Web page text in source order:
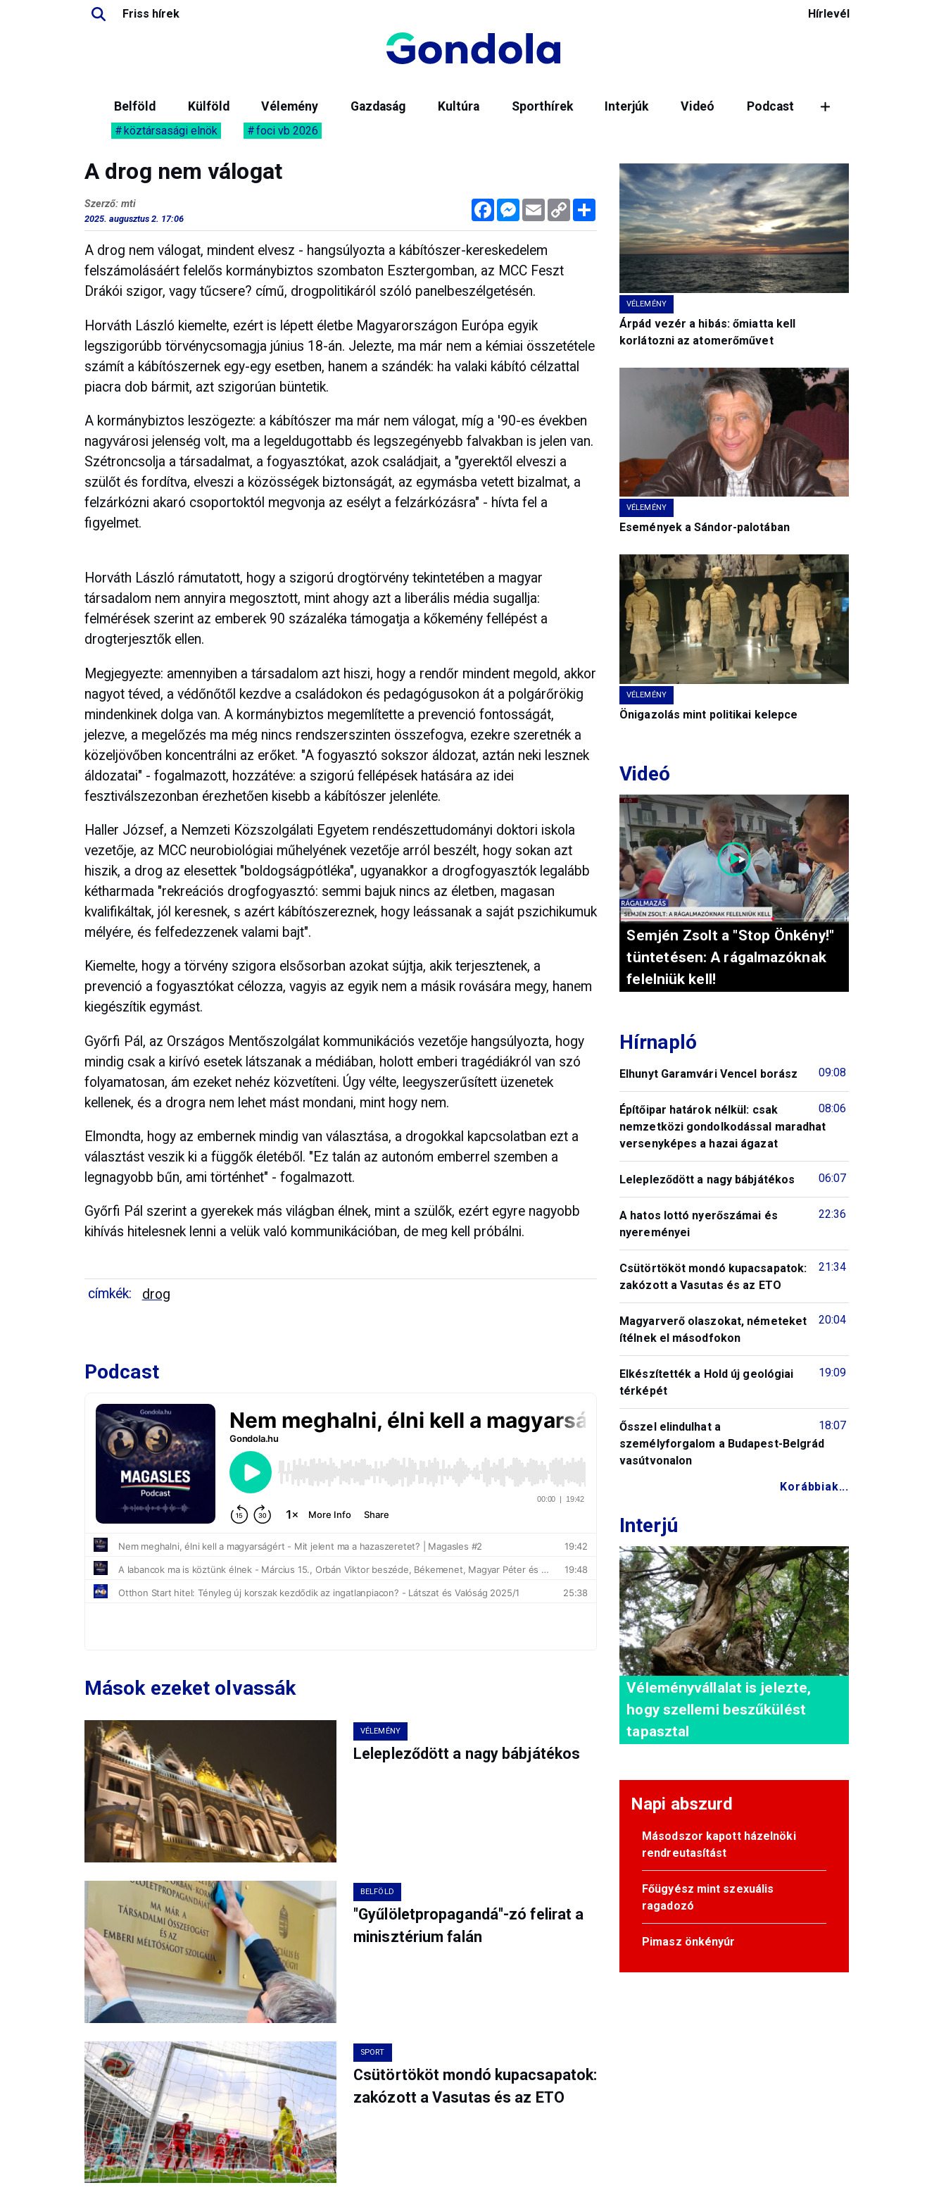
Friss hírek Hírlevél
Belföld Külföld Vélemény Gazdaság Kultúra Sporthírek Interjúk Videó Podcast
köztársasági elnök foci vb 2026
A drog nem válogat
FacebookMessenger
Email Copy
Link
Megosztás
Szerző: mti
2025. augusztus 2. 17:06
A drog nem válogat, mindent elvesz - hangsúlyozta a kábítószer-kereskedelem
felszámolásáért felelős kormánybiztos szombaton Esztergomban, az MCC Feszt
Drákói szigor, vagy tűcsere? című, drogpolitikáról szóló panelbeszélgetésén.
Horváth László kiemelte, ezért is lépett életbe Magyarországon Európa egyik
legszigorúbb törvénycsomagja június 18-án. Jelezte, ma már nem a kémiai összetétele
számít a kábítószernek egy-egy esetben, hanem a szándék: ha valaki kábító célzattal
piacra dob bármit, azt szigorúan büntetik.
A kormánybiztos leszögezte: a kábítószer ma már nem válogat, míg a '90-es években
nagyvárosi jelenség volt, ma a legeldugottabb és legszegényebb falvakban is jelen van.
Szétroncsolja a társadalmat, a fogyasztókat, azok családjait, a "gyerektől elveszi a
szülőt és fordítva, elveszi a közösségek biztonságát, az egymásba vetett bizalmat, a
felzárkózni akaró csoportoktól megvonja az esélyt a felzárkózásra" - hívta fel a
figyelmet.
Horváth László rámutatott, hogy a szigorú drogtörvény tekintetében a magyar
társadalom nem annyira megosztott, mint ahogy azt a liberális média sugallja:
felmérések szerint az emberek 90 százaléka támogatja a kőkemény fellépést a
drogterjesztők ellen.
Megjegyezte: amennyiben a társadalom azt hiszi, hogy a rendőr mindent megold, akkor
nagyot téved, a védőnőtől kezdve a családokon és pedagógusokon át a polgárőrökig
mindenkinek dolga van. A kormánybiztos megemlítette a prevenció fontosságát,
jelezve, a megelőzés ma még nincs rendszerszinten összefogva, ezekre szeretnék a
közeljövőben koncentrálni az erőket. "A fogyasztó sokszor áldozat, aztán neki lesznek
áldozatai" - fogalmazott, hozzátéve: a szigorú fellépések hatására az idei
fesztiválszezonban érezhetően kisebb a kábítószer jelenléte.
Haller József, a Nemzeti Közszolgálati Egyetem rendészettudományi doktori iskola
vezetője, az MCC neurobiológiai műhelyének vezetője arról beszélt, hogy sokan azt
hiszik, a drog az elesettek "boldogságpótléka", ugyanakkor a drogfogyasztók legalább
kétharmada "rekreációs drogfogyasztó: semmi bajuk nincs az életben, magasan
kvalifikáltak, jól keresnek, s azért kábítószereznek, hogy leássanak a saját pszichikumuk
mélyére, és felfedezzenek valami bajt".
Kiemelte, hogy a törvény szigora elsősorban azokat sújtja, akik terjesztenek, a
prevenció a fogyasztókat célozza, vagyis az egyik nem a másik rovására megy, hanem
kiegészítik egymást.
Győrfi Pál, az Országos Mentőszolgálat kommunikációs vezetője hangsúlyozta, hogy
mindig csak a kirívó esetek látszanak a médiában, holott emberi tragédiákról van szó
folyamatosan, ám ezeket nehéz közvetíteni. Úgy vélte, leegyszerűsített üzenetek
kellenek, és a drogra nem lehet mást mondani, mint hogy nem.
Elmondta, hogy az embernek mindig van választása, a drogokkal kapcsolatban ezt a
választást veszik ki a függők életéből. "Ez talán az autonóm emberrel szemben a
legnagyobb bűn, ami történhet" - fogalmazott.
Győrfi Pál szerint a gyerekek más világban élnek, mint a szülők, ezért egyre nagyobb
kihívás hitelesnek lenni a velük való kommunikációban, de meg kell próbálni.
címkék: drog
Podcast
Mások ezeket olvassák
VÉLEMÉNY
Lelepleződött a nagy bábjátékos
BELFÖLD
"Gyűlöletpropagandá"-zó felirat a
minisztérium falán
SPORT
Csütörtököt mondó kupacsapatok:
zakózott a Vasutas és az ETO
VÉLEMÉNY
Árpád vezér a hibás: őmiatta kell
korlátozni az atomerőművet
VÉLEMÉNY
Események a Sándor-palotában
VÉLEMÉNY
Önigazolás mint politikai kelepce
Videó
Semjén Zsolt a "Stop Önkény!"
tüntetésen: A rágalmazóknak
felelniük kell!
Hírnapló
09:08
Elhunyt Garamvári Vencel borász
08:06
Építőipar határok nélkül: csak
nemzetközi gondolkodással maradhat
versenyképes a hazai ágazat
06:07
Lelepleződött a nagy bábjátékos
22:36
A hatos lottó nyerőszámai és
nyereményei
21:34
Csütörtököt mondó kupacsapatok:
zakózott a Vasutas és az ETO
20:04
Magyarverő olaszokat, németeket
ítélnek el másodfokon
19:09
Elkészítették a Hold új geológiai
térképét
18:07
Ősszel elindulhat a
személyforgalom a Budapest-Belgrád
vasútvonalon
Korábbiak...
Interjú
Véleményvállalat is jelezte,
hogy szellemi beszűkülést
tapasztal
Napi abszurd
Másodszor kapott házelnöki
rendreutasítást
Főügyész mint szexuális
ragadozó
Pimasz önkényúr